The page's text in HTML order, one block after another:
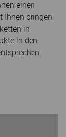
einen
Ihnen bringen
in
in den